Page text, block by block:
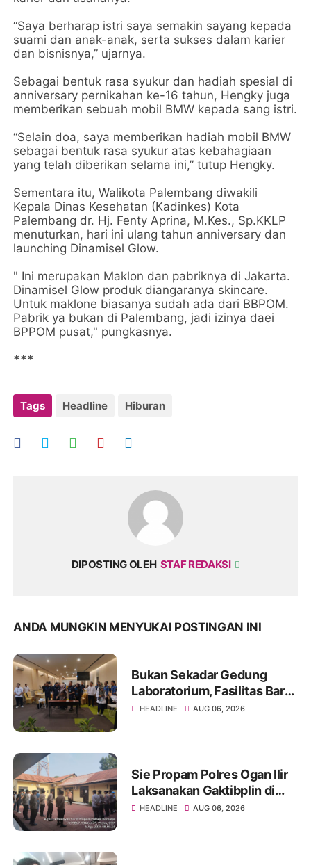
“Saya berharap istri saya semakin sayang kepada
suami dan anak-anak, serta sukses dalam karier
dan bisnisnya,” ujarnya.
Sebagai bentuk rasa syukur dan hadiah spesial di
anniversary pernikahan ke-16 tahun, Hengky juga
memberikan sebuah mobil BMW kepada sang istri.
“Selain doa, saya memberikan hadiah mobil BMW
sebagai bentuk rasa syukur atas kebahagiaan
yang telah diberikan selama ini,” tutup Hengky.
Sementara itu, Walikota Palembang diwakili
Kepala Dinas Kesehatan (Kadinkes) Kota
Palembang dr. Hj. Fenty Aprina, M.Kes., Sp.KKLP
menuturkan, hari ini ulang tahun anniversary dan
launching Dinamisel Glow.
" Ini merupakan Maklon dan pabriknya di Jakarta.
Dinamisel Glow produk diangaranya skincare.
Untuk maklone biasanya sudah ada dari BBPOM.
Pabrik ya bukan di Palembang, jadi izinya daei
BPPOM pusat," pungkasnya.
***
Tags Headline Hiburan
DIPOSTING OLEH STAF REDAKSI
ANDA MUNGKIN MENYUKAI POSTINGAN INI
Bukan Sekadar Gedung
Laboratorium, Fasilitas Baru
di Jakabaring Akan Perkuat
HEADLINE AUG 06, 2026
Sie Propam Polres Ogan Ilir
Laksanakan Gaktibplin di
Polsek Indralaya, Tingkatkan
HEADLINE AUG 06, 2026